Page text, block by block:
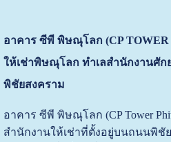
อาคาร ซีพี พิษณุโลก (CP
ให้เช่าพิษณุโลก ทำเลสำนักงานศัก
พิชัยสงคราม
อาคาร ซีพี พิษณุโลก (CP Tower
สำนักงานให้เช่าที่ตั้งอยู่บนถนนพิชั